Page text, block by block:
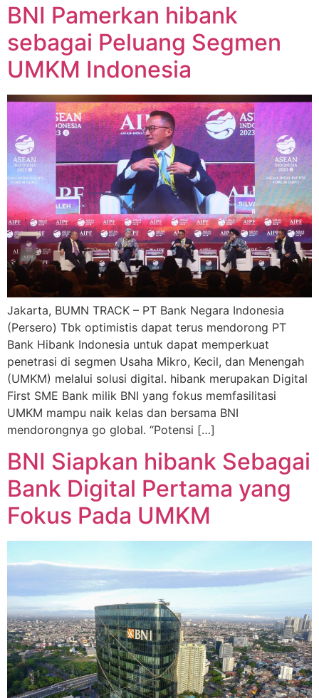
BNI Pamerkan hibank
sebagai Peluang Segmen
UMKM Indonesia
Jakarta, BUMN TRACK – PT Bank Negara Indonesia
(Persero) Tbk optimistis dapat terus mendorong PT
Bank Hibank Indonesia untuk dapat memperkuat
penetrasi di segmen Usaha Mikro, Kecil, dan Menengah
(UMKM) melalui solusi digital. hibank merupakan Digital
First SME Bank milik BNI yang fokus memfasilitasi
UMKM mampu naik kelas dan bersama BNI
mendorongnya go global. “Potensi […]
BNI Siapkan hibank Sebagai
Bank Digital Pertama yang
Fokus Pada UMKM